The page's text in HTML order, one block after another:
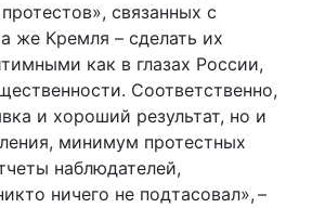
связанных с
же Кремля – сделать их
как в глазах России,
Соответственно,
и хороший результат, но и
минимум протестных
наблюдателей,
ничего не подтасовал», –